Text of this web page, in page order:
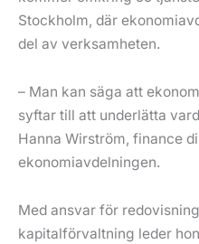
Stockholm, där
del av verksamheten.
– Man kan säga att
syftar till att underlätta
Hanna Wirström, finance
ekonomiavdelningen.
Med ansvar för
kapitalförvaltning leder